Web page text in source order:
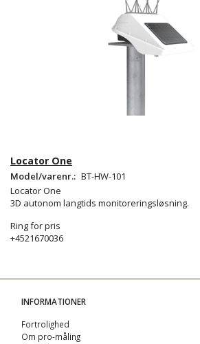
Locator One
Model/varenr.: BT-HW-101
Locator One
3D autonom langtids monitoreringsløsning.
Ring for pris
+4521670036
INFORMATIONER
Fortrolighed
Om pro-måling